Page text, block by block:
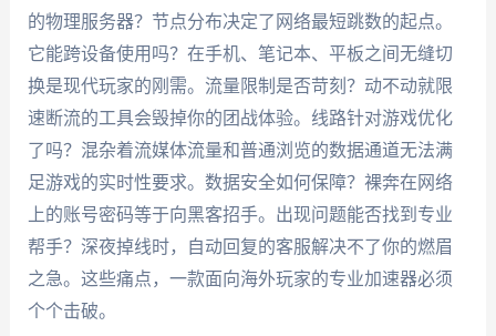
的物理服务器？节点分布决定了网络最短跳数的起点。
它能跨设备使用吗？在手机、笔记本、平板之间无缝切
换是现代玩家的刚需。流量限制是否苛刻？动不动就限
速断流的工具会毁掉你的团战体验。线路针对游戏优化
了吗？混杂着流媒体流量和普通浏览的数据通道无法满
足游戏的实时性要求。数据安全如何保障？裸奔在网络
上的账号密码等于向黑客招手。出现问题能否找到专业
帮手？深夜掉线时，自动回复的客服解决不了你的燃眉
之急。这些痛点，一款面向海外玩家的专业加速器必须
个个击破。